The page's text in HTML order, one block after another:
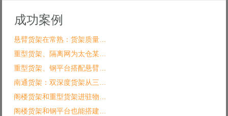
成功案例
悬臂货架在常熟：货架质量…
重型货架、隔离网为太仓某…
重型货架、钢平台搭配悬臂…
南通货架：双深度货架从三…
阁楼货架和重型货架进驻物…
阁楼货架和钢平台也能搭建…